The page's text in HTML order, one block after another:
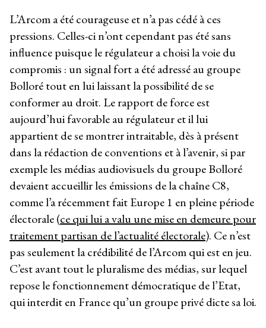
L’Arcom a été courageuse et n’a pas cédé à ces
pressions. Celles-ci n’ont cependant pas été sans
influence puisque le régulateur a choisi la voie du
compromis : un signal fort a été adressé au groupe
Bolloré tout en lui laissant la possibilité de se
conformer au droit. Le rapport de force est
aujourd’hui favorable au régulateur et il lui
appartient de se montrer intraitable, dès à présent
dans la rédaction de conventions et à l’avenir, si par
exemple les médias audiovisuels du groupe Bolloré
devaient accueillir les émissions de la chaîne C8,
comme l’a récemment fait Europe 1 en pleine période
électorale (ce qui lui a valu une mise en demeure pour
traitement partisan de l’actualité électorale). Ce n’est
pas seulement la crédibilité de l’Arcom qui est en jeu.
C’est avant tout le pluralisme des médias, sur lequel
repose le fonctionnement démocratique de l’Etat,
qui interdit en France qu’un groupe privé dicte sa loi.